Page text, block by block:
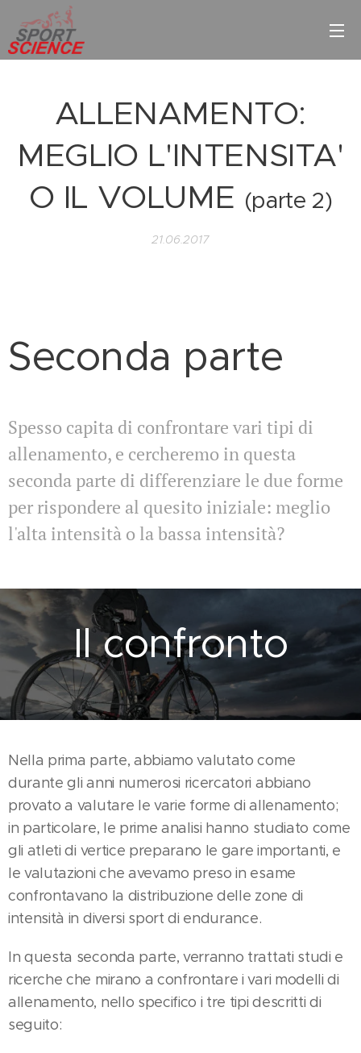
ALLENAMENTO:
MEGLIO L'INTENSITA'
O IL VOLUME (parte 2)
21.06.2017
Seconda parte
Spesso capita di confrontare vari tipi di
allenamento, e cercheremo in questa
seconda parte di differenziare le due forme
per rispondere al quesito iniziale: meglio
l'alta intensità o la bassa intensità?
Il confronto
Nella prima parte, abbiamo valutato come
durante gli anni numerosi ricercatori abbiano
provato a valutare le varie forme di allenamento;
in particolare, le prime analisi hanno studiato come
gli atleti di vertice preparano le gare importanti, e
le valutazioni che avevamo preso in esame
confrontavano la distribuzione delle zone di
intensità in diversi sport di endurance.
In questa seconda parte, verranno trattati studi e
ricerche che mirano a confrontare i vari modelli di
allenamento, nello specifico i tre tipi descritti di
seguito: